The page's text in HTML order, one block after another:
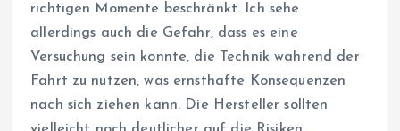
richtigen Momente beschränkt. Ich sehe
allerdings auch die Gefahr, dass es eine
Versuchung sein könnte, die Technik während der
Fahrt zu nutzen, was ernsthafte Konsequenzen
nach sich ziehen kann. Die Hersteller sollten